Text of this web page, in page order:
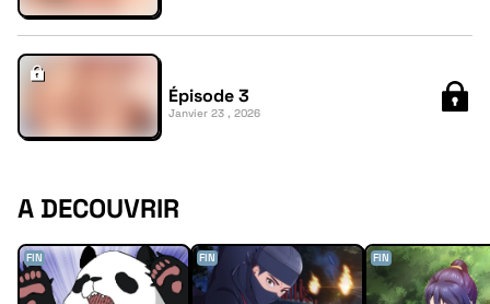
Épisode 3
Janvier 23 , 2026
A DECOUVRIR
FIN FIN FIN